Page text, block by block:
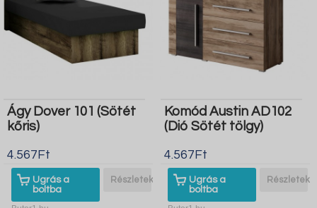
Ágy Dover 101 (Sötét
kőris)
4.567Ft
Ugrás a
boltba
Részletek
Komód Austin AD102
(Dió Sötét tölgy)
4.567Ft
Ugrás a
boltba
Részletek